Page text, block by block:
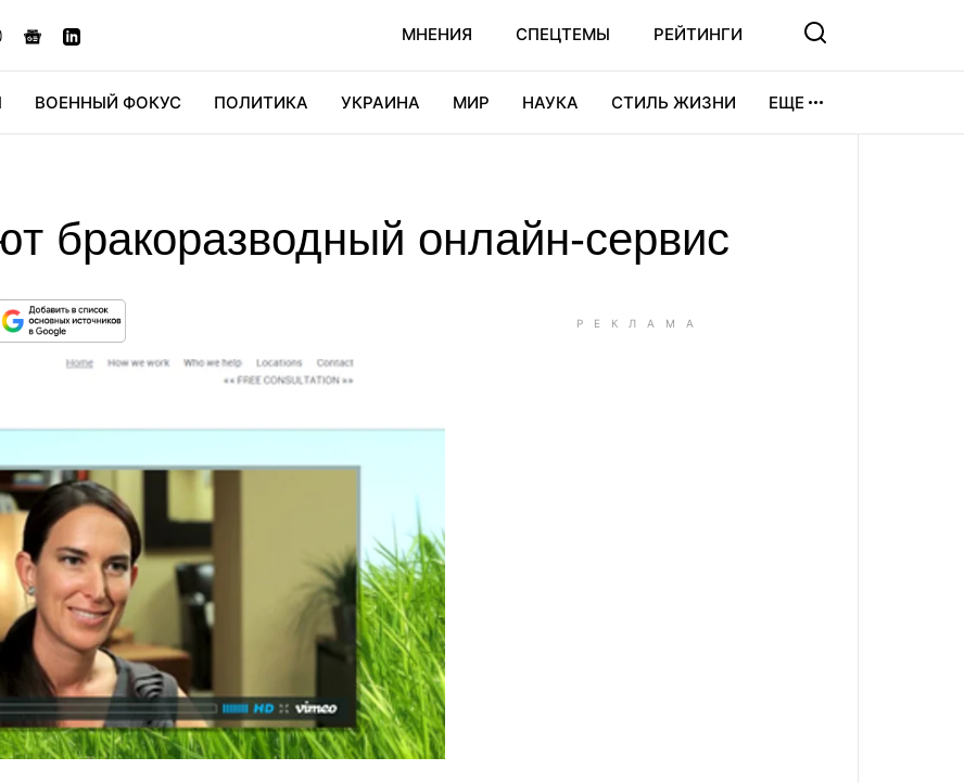
МНЕНИЯ СПЕЦТЕМЫ РЕЙТИНГИ
ВОЕННЫЙ ФОКУС ПОЛИТИКА УКРАИНА МИР НАУКА СТИЛЬ ЖИЗНИ ЕЩЕ
бракоразводный онлайн-сервис